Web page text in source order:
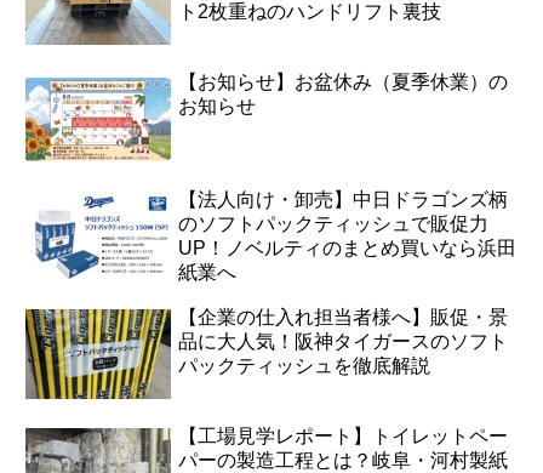
ト2枚重ねのハンドリフト裏技
【お知らせ】お盆休み（夏季休業）の
お知らせ
【法人向け・卸売】中日ドラゴンズ柄
のソフトパックティッシュで販促力
UP！ノベルティのまとめ買いなら浜田
紙業へ
【企業の仕入れ担当者様へ】販促・景
品に大人気！阪神タイガースのソフト
パックティッシュを徹底解説
【工場見学レポート】トイレットペー
パーの製造工程とは？岐阜・河村製紙